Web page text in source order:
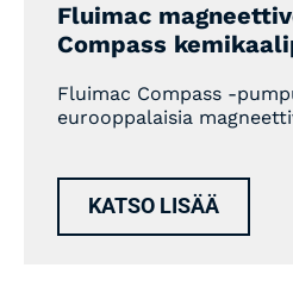
Fluimac
Compass
Fluimac Compass -
eurooppalaisia
KATSO LISÄÄ